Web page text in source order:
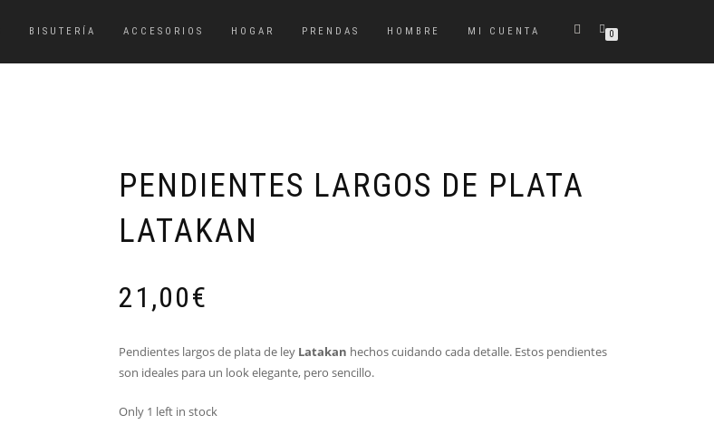
BISUTERÍA ACCESORIOS HOGAR PRENDAS HOMBRE MI CUENTA 0
PENDIENTES LARGOS DE PLATA
LATAKAN
21,00€
Pendientes largos de plata de ley Latakan hechos cuidando cada detalle. Estos pendientes
son ideales para un look elegante, pero sencillo.
Only 1 left in stock